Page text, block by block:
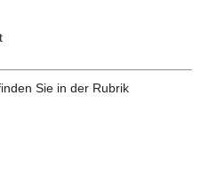
Sie in der Rubrik